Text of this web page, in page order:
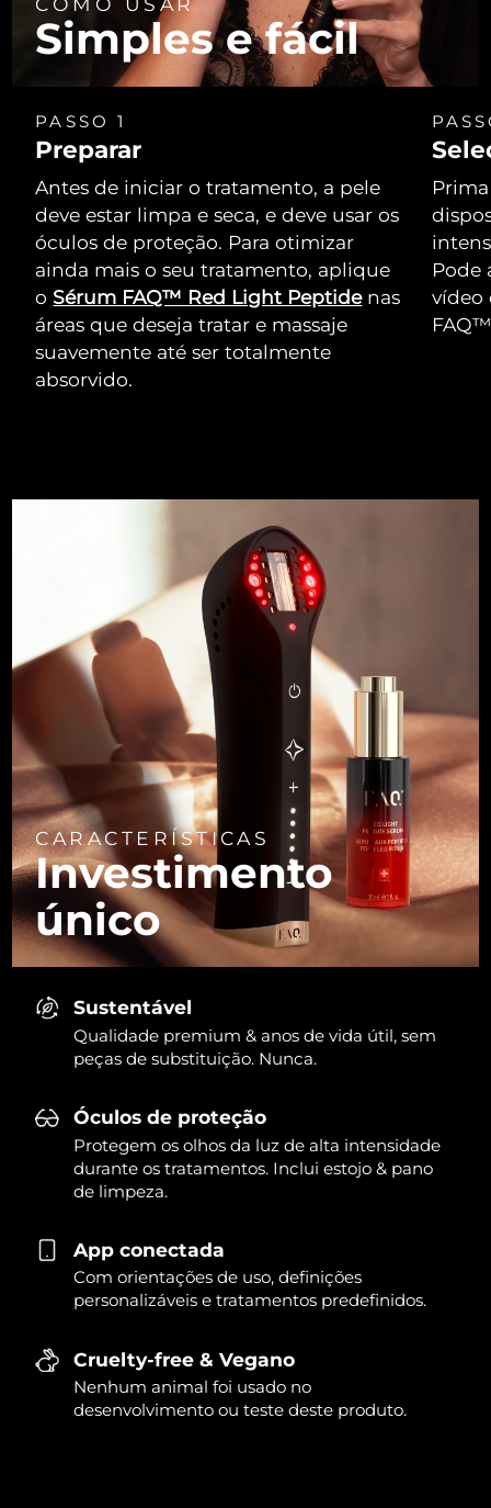
Simples e fácil
PASSO 1
Preparar
Antes de iniciar o tratamento, a pele
deve estar limpa e seca, e deve usar os
óculos de proteção. Para otimizar
ainda mais o seu tratamento, aplique
o Sérum FAQ™ Red Light Peptidenas
áreas que deseja tratar e massaje
suavemente até ser totalmente
absorvido.
Pode
vídeo
CARACTERÍSTICAS
Investimento
único
Sustentável
Qualidade premium & anos de vida útil, sem
peças de substituição. Nunca.
Óculos de proteção
Protegem os olhos da luz de alta intensidade
durante os tratamentos. Inclui estojo & pano
de limpeza.
App conectada
Com orientações de uso, definições
personalizáveis e tratamentos predefinidos.
Cruelty-free & Vegano
Nenhum animal foi usado no
desenvolvimento ou teste deste produto.